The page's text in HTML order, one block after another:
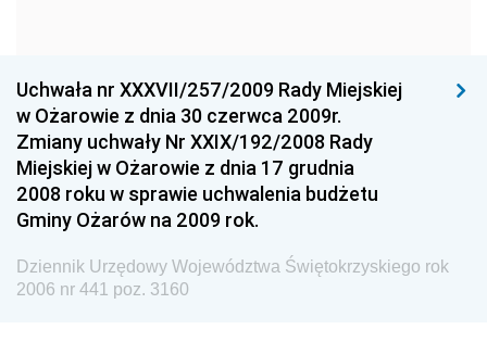
Dziennik Urzędowy Ministra Gospodarki
Dziennik Urzędowy Urzędu Ochrony Konkurencji i
Konsumentów
Dziennik Urzędowy Ministra Pracy i Polityki
Społecznej
Dziennik Urzędowy Urzędu Lotnictwa Cywilnego
Uchwała nr XXXVII/257/2009 Rady Miejskiej
w Ożarowie z dnia 30 czerwca 2009r.
Zmiany uchwały Nr XXIX/192/2008 Rady
Miejskiej w Ożarowie z dnia 17 grudnia
2008 roku w sprawie uchwalenia budżetu
Gminy Ożarów na 2009 rok.
Dziennik Urzędowy Województwa Świętokrzyskiego rok
2006 nr 441 poz. 3160